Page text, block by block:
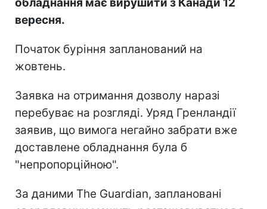
вересня.
Початок буріння запланований на
жовтень.
Заявка на отримання дозволу наразі
перебуває на розгляді. Уряд Гренландії
заявив, що вимога негайно забрати вже
доставлене обладнання була б
"непропорційною".
За даними The Guardian, заплановані